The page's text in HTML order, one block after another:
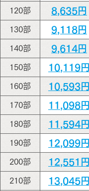
120部 8,635円
130部 9,118円
140部 9,614円
150部 10,119円
160部 10,593円
170部 11,098円
180部 11,594円
190部 12,099円
200部 12,551円
210部 13,045円